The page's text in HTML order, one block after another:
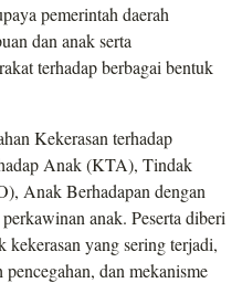
pemerintah daerah
dan anak serta
terhadap berbagai bentuk
Kekerasan terhadap
Anak (KTA), Tindak
Anak Berhadapan dengan
anak. Peserta diberi
kekerasan yang sering terjadi,
dan mekanisme